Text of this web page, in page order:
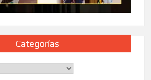
Categorías